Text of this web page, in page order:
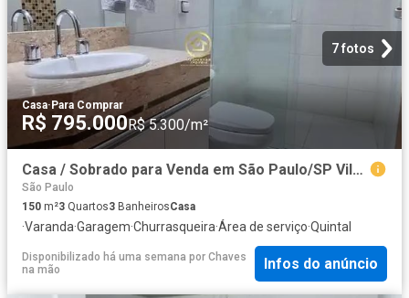
7 fotos
Casa·Para Comprar
R$ 795.000R$ 5.300/m²
Casa / Sobrado para Venda em São Paulo/SP Vila Clarice 3 Quartos
São Paulo
150 m²3 Quartos3 BanheirosCasa
·Varanda·Garagem·Churrasqueira·Área de serviço·Quintal
Disponibilizado há uma semana por Chaves
na mão
Infos do anúncio